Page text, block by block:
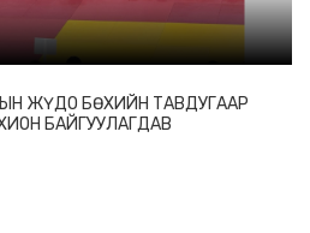
ЖҮДО БӨХИЙН ТАВДУГААР
БАЙГУУЛАГДАВ